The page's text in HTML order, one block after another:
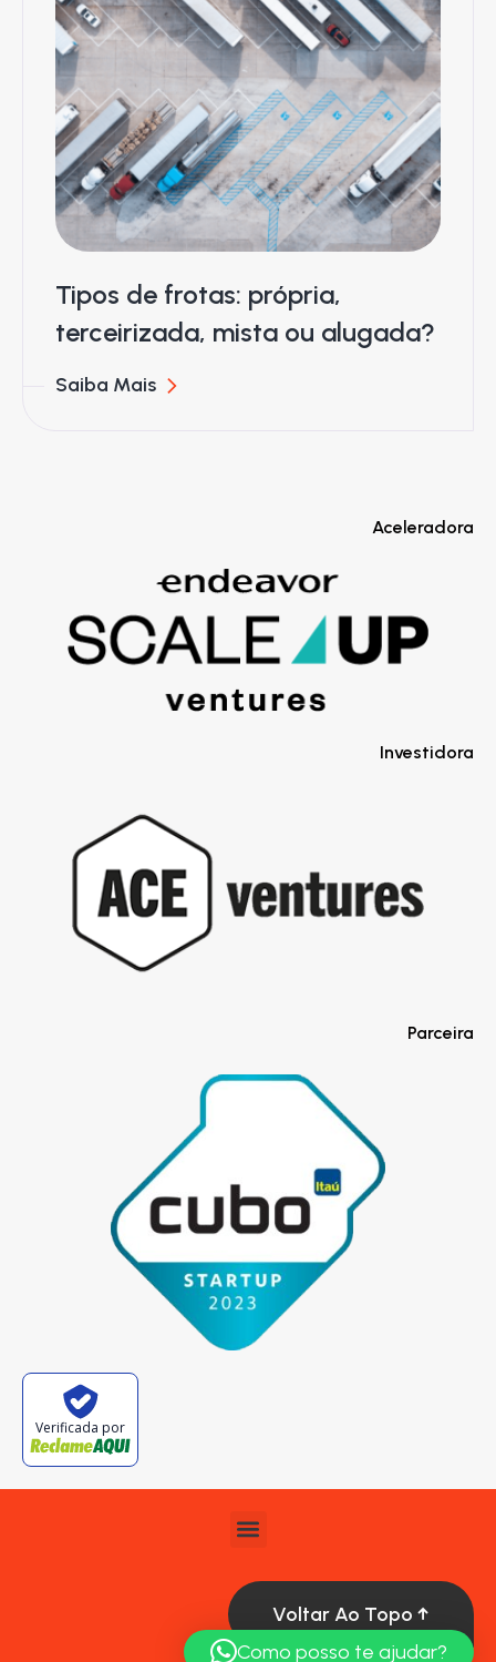
Tipos de frotas: própria,
terceirizada, mista ou alugada?
Saiba Mais
Aceleradora
Investidora
Parceira
Verificada por
Voltar Ao Topo ↑
Como posso te ajudar?